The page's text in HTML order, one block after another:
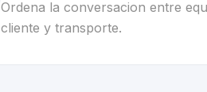
Ordena la conversacion entre
cliente y transporte.